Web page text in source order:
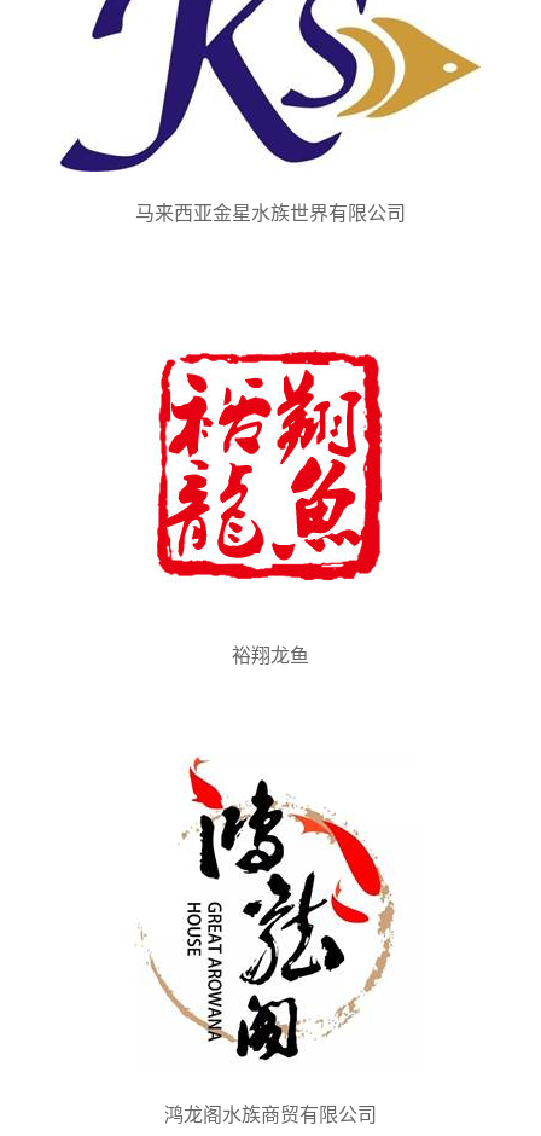
马来西亚金星水族世界有限公司
裕翔龙鱼
鸿龙阁水族商贸有限公司